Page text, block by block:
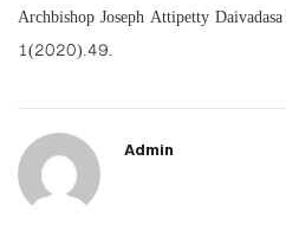
Archbishop Joseph Attipetty
1(2020).49.
Admin